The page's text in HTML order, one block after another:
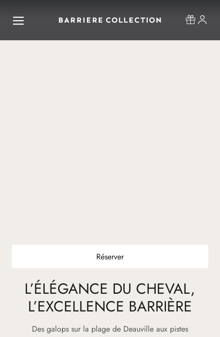
Réserver
L’ÉLÉGANCE DU CHEVAL,
L’EXCELLENCE BARRIÈRE
Des galops sur la plage de Deauville aux pistes